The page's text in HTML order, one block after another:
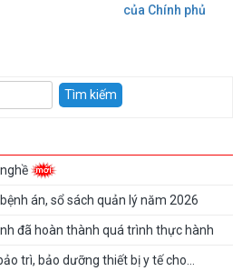
của Chính phủ
án, sổ sách quản lý năm 2026
đã hoàn thành quá trình thực hành
trì, bảo dưỡng thiết bị y tế cho...